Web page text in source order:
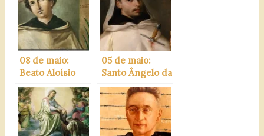
08 de maio:
Beato Aloísio
Rabatá
05 de maio:
Santo Ângelo da
Sicília